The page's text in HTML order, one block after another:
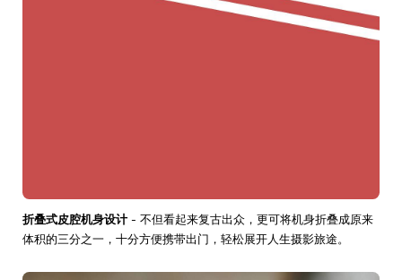
折叠式皮腔机身设计- 不但看起来复古出众，更可将机身折叠成原来
体积的三分之一，十分方便携带出门，轻松展开人生摄影旅途。